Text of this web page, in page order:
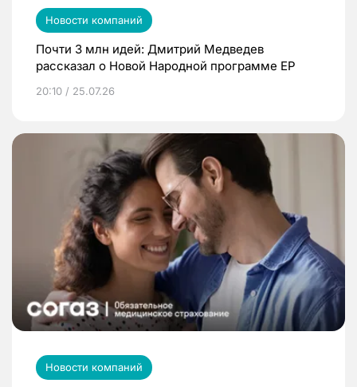
Новости компаний
Почти 3 млн идей: Дмитрий Медведев
рассказал о Новой Народной программе ЕР
20:10 / 25.07.26
Новости компаний